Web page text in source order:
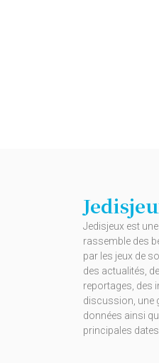
Jedisjeux est
rassemble des
par les jeux de
des actualités,
reportages, des
discussion, une
données ainsi
principales